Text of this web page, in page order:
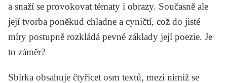
a snaží se provokovat tématy i obrazy. Současně ale
její tvorba poněkud chladne a cyničtí, což do jisté
míry postupně rozkládá pevné základy její poezie. Je
to záměr?
Sbírka obsahuje čtyřicet osm textů, mezi nimiž se